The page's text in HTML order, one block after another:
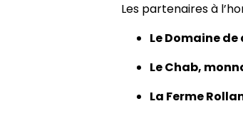
Les partenaires à
Le Domaine
Le Chab,
La Ferme